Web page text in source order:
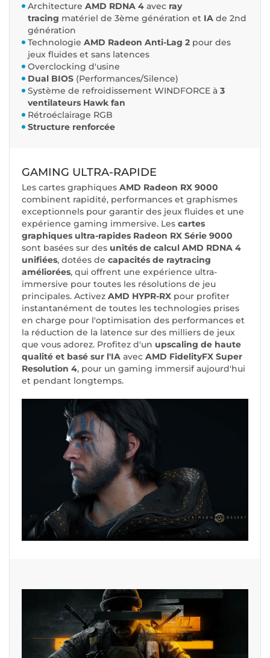
Architecture AMD RDNA 4 avec ray
tracing matériel de 3ème génération et IA de 2nd
génération
Technologie AMD Radeon Anti-Lag 2 pour des
jeux fluides et sans latences
Overclocking d'usine
Dual BIOS (Performances/Silence)
Système de refroidissement WINDFORCE à 3
ventilateurs Hawk fan
Rétroéclairage RGB
Structure renforcée
GAMING ULTRA-RAPIDE
Les cartes graphiques AMD Radeon RX 9000
combinent rapidité, performances et graphismes
exceptionnels pour garantir des jeux fluides et une
expérience gaming immersive. Les cartes
graphiques ultra-rapides Radeon RX Série 9000
sont basées sur des unités de calcul AMD RDNA 4
unifiées, dotées de capacités de raytracing
améliorées, qui offrent une expérience ultra-
immersive pour toutes les résolutions de jeu
principales. Activez AMD HYPR-RX pour profiter
instantanément de toutes les technologies prises
en charge pour l'optimisation des performances et
la réduction de la latence sur des milliers de jeux
que vous adorez. Profitez d'un upscaling de haute
qualité et basé sur l'IA avec AMD FidelityFX Super
Resolution 4, pour un gaming immersif aujourd'hui
et pendant longtemps.